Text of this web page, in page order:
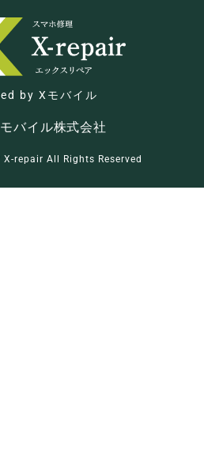
by Xモバイル
バイル株式会社
repair All Rights Reserved